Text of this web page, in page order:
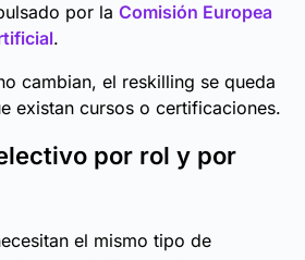
por la Comisión Europea
.
cambian, el reskilling se queda
existan cursos o certificaciones.
por rol y por
el mismo tipo de